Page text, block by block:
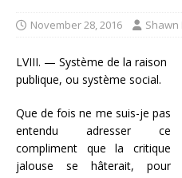
November 28, 2016 Shawn
LVIII. — Système de la raison
publique, ou système social.
Que de fois ne me suis-je pas
entendu adresser ce
compliment que la critique
jalouse se hâterait, pour